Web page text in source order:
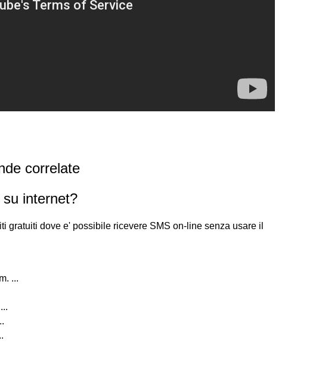
correlate
internet?
gratuiti dove e' possibile ricevere SMS on-line senza usare il
...